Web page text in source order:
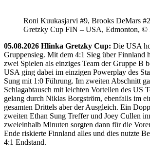
Roni Kuukasjarvi #9, Brooks DeMars
Gretzky Cup FIN – USA, Edmonton, ©
05.08.2026 Hlinka Gretzky Cup: Die USA
Gruppensieg. Mit dem 4:1 Sieg über Finnland
zwei Spielen als einziges Team der Gruppe B
USA ging dabei im einzigen Powerplay des
Sung mit 1:0 Führung. Im zweiten Abschnitt
Schlagabtausch mit leichten Vorteilen des US
gelang durch Niklas Borgström, ebenfalls im
gesamten Drittels aber der Ausgleich. Ein
zweiten Ethan Sung Treffer und Joey Cullen
zweieinhalb Minuten sorgten dann für die
Ende riskierte Finnland alles und dies nutzte
4:1 Endstand.